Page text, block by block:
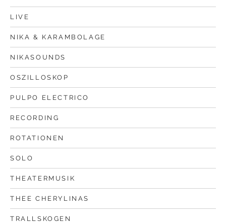
LIVE
NIKA & KARAMBOLAGE
NIKASOUNDS
OSZILLOSKOP
PULPO ELECTRICO
RECORDING
ROTATIONEN
SOLO
THEATERMUSIK
THEE CHERYLINAS
TRALLSKOGEN